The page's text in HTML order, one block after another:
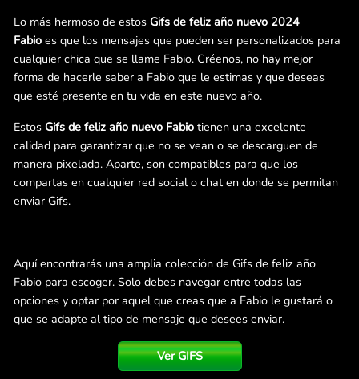
Lo más hermoso de estos Gifs de feliz año nuevo 2024
Fabio es que los mensajes que pueden ser personalizados para
cualquier chica que se llame Fabio. Créenos, no hay mejor
forma de hacerle saber a Fabio que le estimas y que deseas
que esté presente en tu vida en este nuevo año.
Estos Gifs de feliz año nuevo Fabio tienen una excelente
calidad para garantizar que no se vean o se descarguen de
manera pixelada. Aparte, son compatibles para que los
compartas en cualquier red social o chat en donde se permitan
enviar Gifs.
Aquí encontrarás una amplia colección de Gifs de feliz año
Fabio para escoger. Solo debes navegar entre todas las
opciones y optar por aquel que creas que a Fabio le gustará o
que se adapte al tipo de mensaje que desees enviar.
Ver GIFS